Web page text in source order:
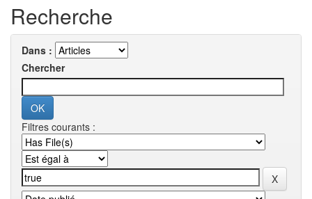
Recherche
Dans :
Chercher
Filtres courants :